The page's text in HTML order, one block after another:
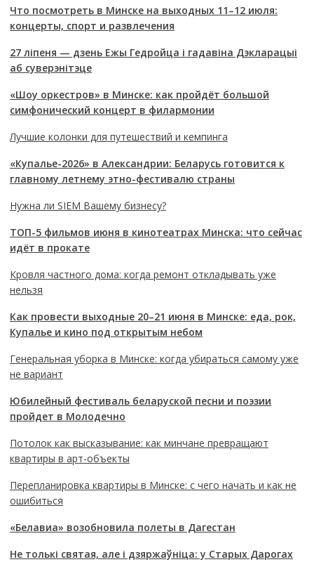
Что посмотреть в Минске на выходных 11–12 июля:
концерты, спорт и развлечения
27 ліпеня — дзень Ежы Гедройца і гадавіна Дэкларацыі
аб суверэнітэце
«Шоу оркестров» в Минске: как пройдёт большой
симфонический концерт в филармонии
Лучшие колонки для путешествий и кемпинга
«Купалье-2026» в Александрии: Беларусь готовится к
главному летнему этно-фестивалю страны
Нужна ли SIEM Вашему бизнесу?
ТОП-5 фильмов июня в кинотеатрах Минска: что сейчас
идёт в прокате
Кровля частного дома: когда ремонт откладывать уже
нельзя
Как провести выходные 20–21 июня в Минске: еда, рок,
Купалье и кино под открытым небом
Генеральная уборка в Минске: когда убираться самому уже
не вариант
Юбилейный фестиваль беларуской песни и поэзии
пройдет в Молодечно
Потолок как высказывание: как минчане превращают
квартиры в арт-объекты
Перепланировка квартиры в Минске: с чего начать и как не
ошибиться
«Белавиа» возобновила полеты в Дагестан
Не толькі святая, але і дзяржаўніца: у Старых Дарогах